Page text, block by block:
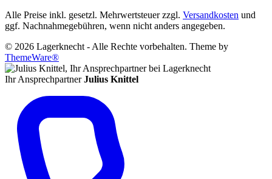
Alle Preise inkl. gesetzl. Mehrwertsteuer zzgl. Versandkosten und
ggf. Nachnahmegebühren, wenn nicht anders angegeben.
© 2026 Lagerknecht - Alle Rechte vorbehalten. Theme by
ThemeWare®
Ihr Ansprechpartner Julius Knittel